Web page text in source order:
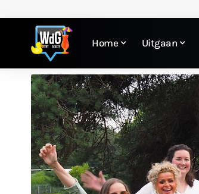
Home Uitgaan